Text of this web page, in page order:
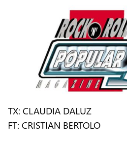
TX: CLAUDIA DALUZ
FT: CRISTIAN BERTOLO